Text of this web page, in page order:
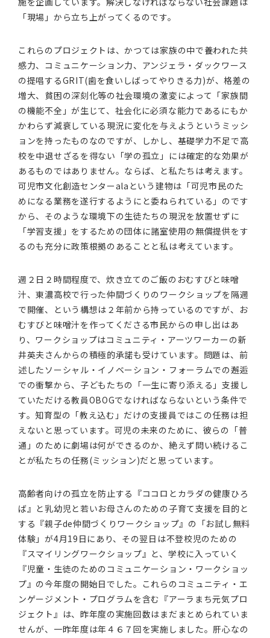
「現場」から立ち上がってくるのです。
これらのプロジェクトは、かつては家族の中で養われた共
感力、コミュニケーション力、アンジェラ・ダックワース
の提唱するGRIT(歯を食いしばってやりきる力)が、格差の
増大、貧困の深刻化等の社会環境の激変によって「家族間
の機能不全」が生じて、社会化に必須な能力であるにもか
かわらず減衰している現況に変化を与えようというミッシ
ョンを持ったものなのですが、しかし、基礎学力不足で高
校を中退せざるを得ない「学の孤立」には確定的な効果が
あるものではありません。ならば、と私たちは考えます。
可児市文化創造センターalaという建物は「可児市民のた
めになる業務を遂行するようにと委ねられている」のです
から、そのような環境下の生徒たちの現況を放置せずに
「学習支援」をするための団体に諸室使用の無償提供をす
るのも充分に政策根拠のあることと私は考えています。
週２日２時間程度で、炊き立てのご飯のおむすびと味噌
汁、東濃高校で行った仲間づくりのワークショップを隔週
で開催、という構想は２年前から持っているのですが、お
むすびと味噌汁を作ってくださる市民からの申し出はあ
り、ワークショップはコミュニティ・アーツワーカーの新
井英夫さんからの積極的承諾も受けています。問題は、前
述したソーシャル・イノベーション・フォーラムでの邂逅
での衝撃から、子どもたちの「一生に寄り添える」支援し
ていただける教員OBOGでなければならないという条件で
す。知育型の「教え込む」だけの支援員ではこの任務は担
えないと思っています。可児の未来のために、彼らの「普
通」のために劇場は何ができるのか、絶えず問い続けるこ
とが私たちの任務(ミッション)だと思っています。
高齢者向けの孤立を防止する『ココロとカラダの健康ひろ
ば』と乳幼児と若いお母さんのための子育て支援を目的と
する『親子de仲間づくりワークショップ』の「お試し無料
体験」が4月19日にあり、その翌日は不登校児のための
『スマイリングワークショップ』と、学校に入っていく
『児童・生徒のためのコミュニケーション・ワークショッ
プ』の今年度の開始日でした。これらのコミュニティ・エ
ンゲージメント・プログラムを含む『アーラまち元気プロ
ジェクト』は、昨年度の実施回数はまだまとめられていま
せんが、一昨年度は年４６７回を実施しました。肝心なの